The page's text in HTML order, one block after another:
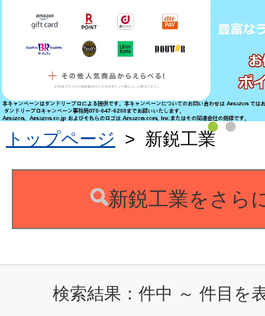
トップページ > 新鋭工業
新鋭工業をさら
検索結果： 件中 ～ 件目を